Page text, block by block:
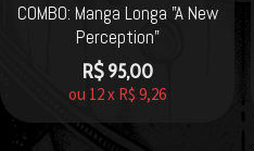
COMBO: Manga Longa "A New
Perception"
R$95,00
ou 12x R$ 9,26